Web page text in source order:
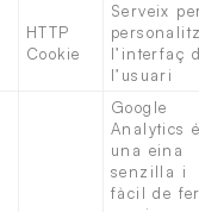
HTTP
Cookie
Serveix
l’interfaç
l’usuari
Google
Analytics
una eina
senzilla i
fàcil de fer